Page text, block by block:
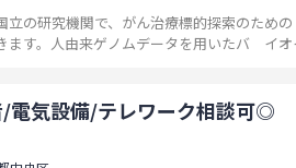
立の研究機関で、がん治療標的探索のため
ます。人由来ゲノムデータを用いたバ イオ
報告資料作成 ・データ管理および整理 ※
の経験がある方歓迎します。 ※業務の変
電気設備/テレワーク相談可◎